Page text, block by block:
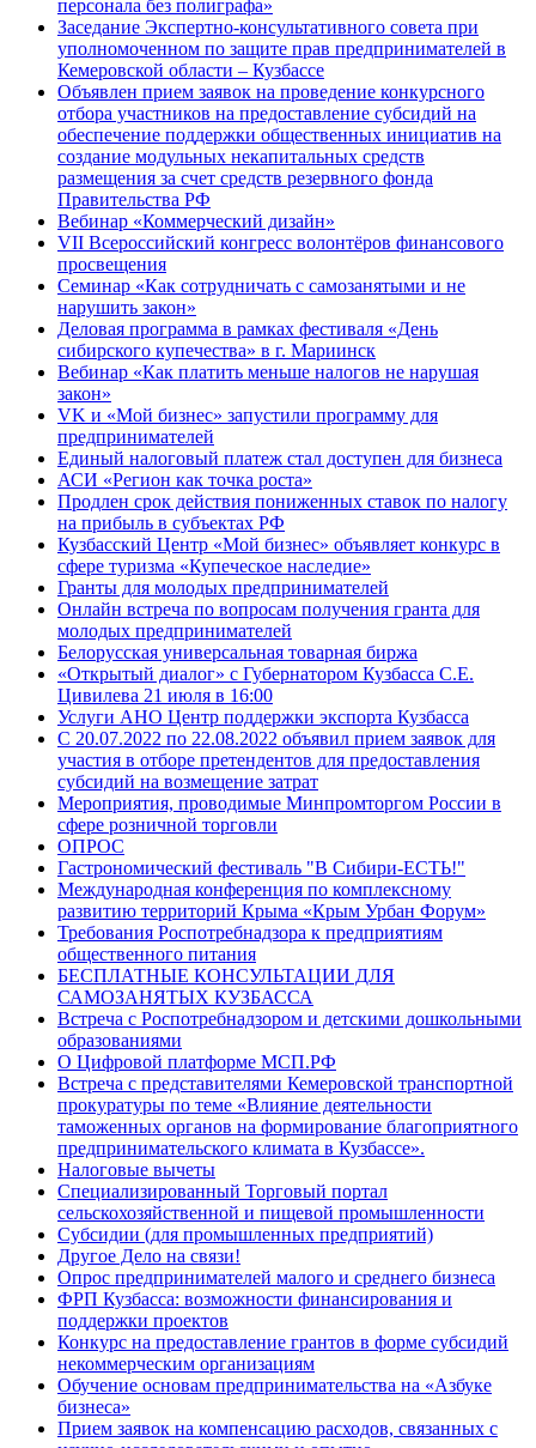
персонала без полиграфа»
Заседание Экспертно-консультативного совета при
уполномоченном по защите прав предпринимателей в
Кемеровской области – Кузбассе
Объявлен прием заявок на проведение конкурсного
отбора участников на предоставление субсидий на
обеспечение поддержки общественных инициатив на
создание модульных некапитальных средств
размещения за счет средств резервного фонда
Правительства РФ
Вебинар «Коммерческий дизайн»
VII Всероссийский конгресс волонтёров финансового
просвещения
Семинар «Как сотрудничать с самозанятыми и не
нарушить закон»
Деловая программа в рамках фестиваля «День
сибирского купечества» в г. Мариинск
Вебинар «Как платить меньше налогов не нарушая
закон»
VK и «Мой бизнес» запустили программу для
предпринимателей
Единый налоговый платеж стал доступен для бизнеса
АСИ «Регион как точка роста»
Продлен срок действия пониженных ставок по налогу
на прибыль в субъектах РФ
Кузбасский Центр «Мой бизнес» объявляет конкурс в
сфере туризма «Купеческое наследие»
Гранты для молодых предпринимателей
Онлайн встреча по вопросам получения гранта для
молодых предпринимателей
Белорусская универсальная товарная биржа
«Открытый диалог» с Губернатором Кузбасса С.Е.
Цивилева 21 июля в 16:00
Услуги АНО Центр поддержки экспорта Кузбасса
С 20.07.2022 по 22.08.2022 объявил прием заявок для
участия в отборе претендентов для предоставления
субсидий на возмещение затрат
Мероприятия, проводимые Минпромторгом России в
сфере розничной торговли
ОПРОС
Гастрономический фестиваль "В Сибири-ЕСТЬ!"
Международная конференция по комплексному
развитию территорий Крыма «Крым Урбан Форум»
Требования Роспотребнадзора к предприятиям
общественного питания
БЕСПЛАТНЫЕ КОНСУЛЬТАЦИИ ДЛЯ
САМОЗАНЯТЫХ КУЗБАССА
Встреча с Роспотребнадзором и детскими дошкольными
образованиями
О Цифровой платформе МСП.РФ
Встреча с представителями Кемеровской транспортной
прокуратуры по теме «Влияние деятельности
таможенных органов на формирование благоприятного
предпринимательского климата в Кузбассе».
Налоговые вычеты
Специализированный Торговый портал
сельскохозяйственной и пищевой промышленности
Субсидии (для промышленных предприятий)
Другое Дело на связи!
Опрос предпринимателей малого и среднего бизнеса
ФРП Кузбасса: возможности финансирования и
поддержки проектов
Конкурс на предоставление грантов в форме субсидий
некоммерческим организациям
Обучение основам предпринимательства на «Азбуке
бизнеса»
Прием заявок на компенсацию расходов, связанных с